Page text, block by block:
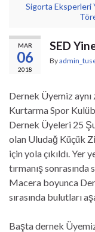
Sigorta Eksperleri
MAR
06
2018
SED
By
Dernek Üyemiz
Kurtarma Spor
Dernek Üyeleri 25
olan Uludağ Küçük
için yola çıkıldı. Yer
tırmanış sonrasında
Macera boyunca
sırasında bulutları
Başta dernek